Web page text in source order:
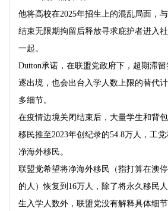
他将高校在2025年招生上的混乱局面，
结束无限期拘留后释放寻求庇护者进入
一起。
Dutton承诺，在联盟党政府下，超期滞
逐出境，也会出台入学人数上限的替代
多细节。
在疫情边境关闭结束后，大量学生和背
移民推至2023年创纪录的54.8万人，工
净海外移民。
联盟党希望将净海外移民（指打算在澳
的人）恢复到 16万人，除了将永久移民
生入学人数外，联盟党没有解释具体细节